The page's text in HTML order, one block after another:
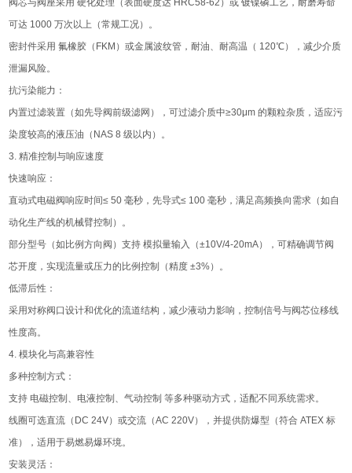
阀芯与阀座采用 硬化处理（表面硬度达 HRC58-62）或 镀镍磷工艺，耐磨寿命
可达 1000 万次以上（常规工况）。
密封件采用 氟橡胶（FKM）或金属波纹管，耐油、耐高温（ 120℃），减少介质
泄漏风险。
抗污染能力：
内置过滤装置（如先导阀前级滤网），可过滤介质中≥30μm 的颗粒杂质，适应污
染度较高的液压油（NAS 8 级以内）。
3. 精准控制与响应速度
快速响应：
直动式电磁阀响应时间≤ 50 毫秒，先导式≤ 100 毫秒，满足高频换向需求（如自
动化生产线的机械臂控制）。
部分型号（如比例方向阀）支持 模拟量输入（±10V/4-20mA），可精确调节阀
芯开度，实现流量或压力的比例控制（精度 ±3%）。
低滞后性：
采用对称阀口设计和优化的流道结构，减少液动力影响，控制信号与阀芯位移线
性度高。
4. 模块化与高兼容性
多种控制方式：
支持 电磁控制、电液控制、气动控制 等多种驱动方式，适配不同系统需求。
线圈可选直流（DC 24V）或交流（AC 220V），并提供防爆型（符合 ATEX 标
准），适用于易燃易爆环境。
安装灵活：